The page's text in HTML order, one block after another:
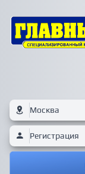
Москва
Регистрация